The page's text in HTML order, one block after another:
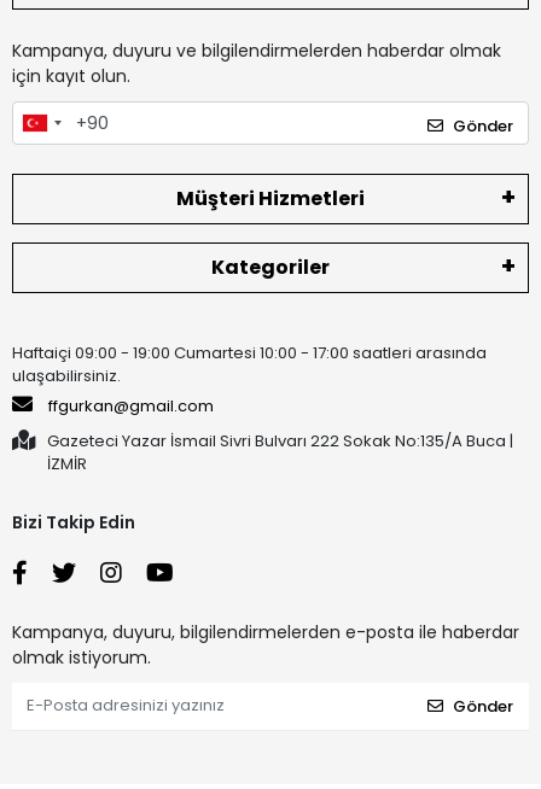
Kampanya, duyuru ve bilgilendirmelerden haberdar olmak
için kayıt olun.
Gönder
Müşteri Hizmetleri
Kategoriler
Haftaiçi 09:00 - 19:00 Cumartesi 10:00 - 17:00 saatleri arasında
ulaşabilirsiniz.
ffgurkan@gmail.com
Gazeteci Yazar İsmail Sivri Bulvarı 222 Sokak No:135/A Buca |
İZMİR
Bizi Takip Edin
Kampanya, duyuru, bilgilendirmelerden e-posta ile haberdar
olmak istiyorum.
Gönder